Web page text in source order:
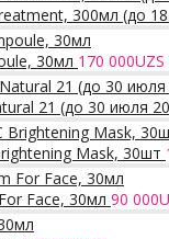
300мл (до
30мл 170 000UZS
21 (до 30 июля
Mask, 30шт
Face, 30мл 90 000